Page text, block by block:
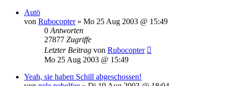
Autö
von Rubocopter» Mo 25 Aug 2003 @ 15:49
0 Antworten
27877 Zugriffe
Letzter Beitrag von Rubocopter
Mo 25 Aug 2003 @ 15:49
Yeah, sie haben Schill abgeschossen!